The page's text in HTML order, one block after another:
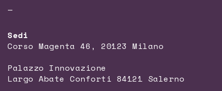
—
Sedi
Corso Magenta 46, 20123 Milano
Palazzo Innovazione
Largo Abate Conforti 84121 Salerno